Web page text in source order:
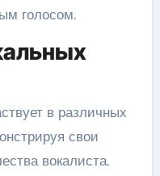
голосом.
в различных
свои
вокалиста.